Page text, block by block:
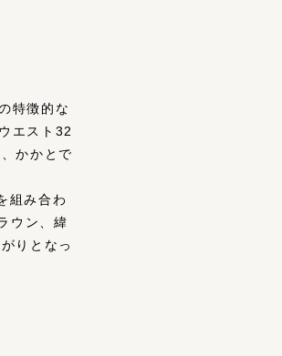
特徴的な
エスト32
かかとで
組み合わ
ウン、緯
りとなっ